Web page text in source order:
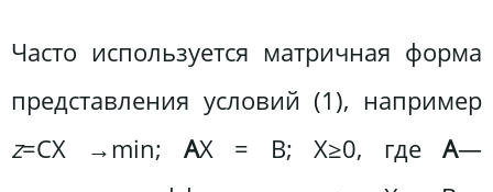
Часто используется матричная форма
представления условий (1), например
z=CX →min; AX = B; X≥0, гдеА—